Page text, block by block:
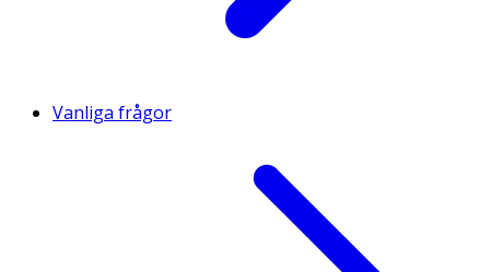
Vanliga frågor